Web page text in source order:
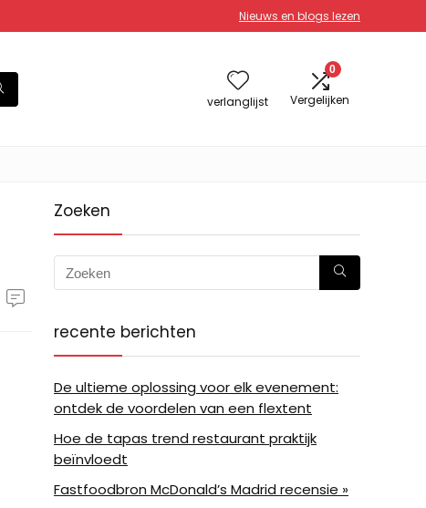
Nieuws en blogs lezen
verlanglijst
0
Vergelijken
Zoeken
recente berichten
De ultieme oplossing voor elk evenement:
ontdek de voordelen van een flextent
Hoe de tapas trend restaurant praktijk
beïnvloedt
Fastfoodbron McDonald’s Madrid recensie »